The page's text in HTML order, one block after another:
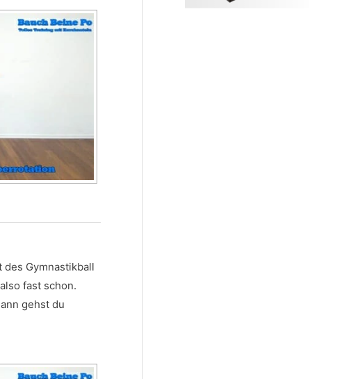
Gymnastikball
fast schon.
gehst du